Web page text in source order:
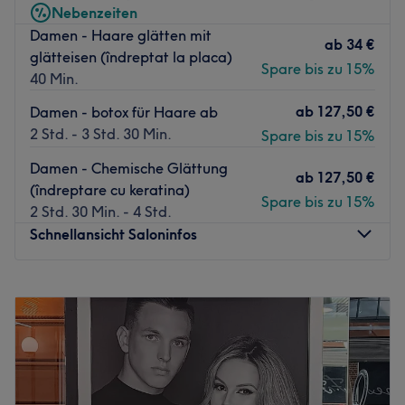
Das Team:
Die Spezialisten haben durch langjährige Erfahrung und
durch die Nutzung neuester Methoden ein Auge für den
Englisch und Türkisch gesprochen.
Atmosphäre: Edel, stilvoll, professionell.
Expertise: Haarschnitte und Colorationen.
Produkte und Produktmarken: Olaplex.
Extras: Kostenlose Getränke, kostenloses W-LAN,
Nebenzeiten
Damen - Haare glätten mit
glätteisen (îndreptat la placa)
40 Min.
ab 34 €
Spare bis zu 15%
Damen - botox für Haare ab
2 Std. - 3 Std. 30 Min.
ab 127,50 €
Spare bis zu 15%
Damen - Chemische Glättung
(îndreptare cu keratina)
2 Std. 30 Min. - 4 Std.
ab 127,50 €
Spare bis zu 15%
Schnellansicht Saloninfos
Dienstag
–
17:00
Mittwoch
16:00
Donnerstag
10:00
17:00
Freitag
10:00
16:00
Samstag
10:00 14:00